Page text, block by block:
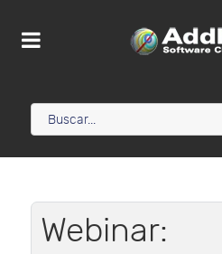
Webinar: